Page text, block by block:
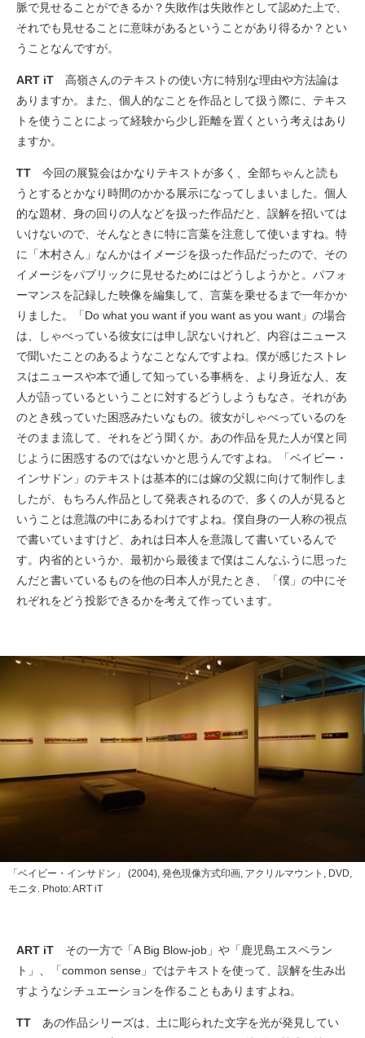
脈で見せることができるか？失敗作は失敗作として認めた上で、
それでも見せることに意味があるということがあり得るか？とい
うことなんですが。
ART iT 高嶺さんのテキストの使い方に特別な理由や方法論は
ありますか。また、個人的なことを作品として扱う際に、テキス
トを使うことによって経験から少し距離を置くという考えはあり
ますか。
TT 今回の展覧会はかなりテキストが多く、全部ちゃんと読も
うとするとかなり時間のかかる展示になってしまいました。個人
的な題材、身の回りの人などを扱った作品だと、誤解を招いては
いけないので、そんなときに特に言葉を注意して使いますね。特
に「木村さん」なんかはイメージを扱った作品だったので、その
イメージをパブリックに見せるためにはどうしようかと。パフォ
ーマンスを記録した映像を編集して、言葉を乗せるまで一年かか
りました。「Do what you want if you want as you want」の場合
は、しゃべっている彼女には申し訳ないけれど、内容はニュース
で聞いたことのあるようなことなんですよね。僕が感じたストレ
スはニュースや本で通して知っている事柄を、より身近な人、友
人が語っているということに対するどうしようもなさ。それがあ
のとき残っていた困惑みたいなもの。彼女がしゃべっているのを
そのまま流して、それをどう聞くか。あの作品を見た人が僕と同
じように困惑するのではないかと思うんですよね。「ベイビー・
インサドン」のテキストは基本的には嫁の父親に向けて制作しま
したが、もちろん作品として発表されるので、多くの人が見ると
いうことは意識の中にあるわけですよね。僕自身の一人称の視点
で書いていますけど、あれは日本人を意識して書いているんで
す。内省的というか、最初から最後まで僕はこんなふうに思った
んだと書いているものを他の日本人が見たとき、「僕」の中にそ
れぞれをどう投影できるかを考えて作っています。
「ベイビー・インサドン」 (2004), 発色現像方式印画, アクリルマウント, DVD,
モニタ. Photo: ART iT
ART iT その一方で「A Big Blow-job」や「鹿児島エスペラン
ト」、「common sense」ではテキストを使って、誤解を生み出
すようなシチュエーションを作ることもありますよね。
TT あの作品シリーズは、土に彫られた文字を光が発見してい